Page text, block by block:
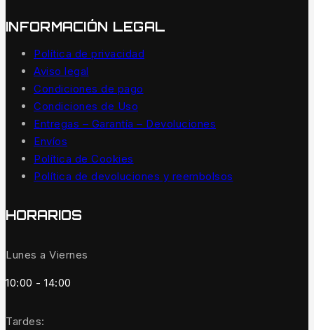
INFORMACIÓN LEGAL
Política de privacidad
Aviso legal
Condiciones de pago
Condiciones de Uso
Entregas – Garantía – Devoluciones
Envíos
Política de Cookies
Política de devoluciones y reembolsos
HORARIOS
Lunes a Viernes
10:00 - 14:00
Tardes: